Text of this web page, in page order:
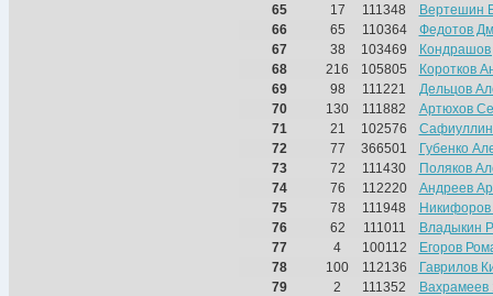
65
17 111348
Вертешин
66
65 110364
Федотов
67
38 103469
68
216 105805
Коротков
69
98 111221
Дельцов
70
130 111882
Артюхов
71
21 102576
72
77 366501
Губенко
73
72 111430
Поляков
74
76 112220
Андреев
75
78 111948
76
62 111011
Владыкин
77
4 100112
Егоров
78
100 112136
Гаврилов
79
2 111352
Вахрамеев